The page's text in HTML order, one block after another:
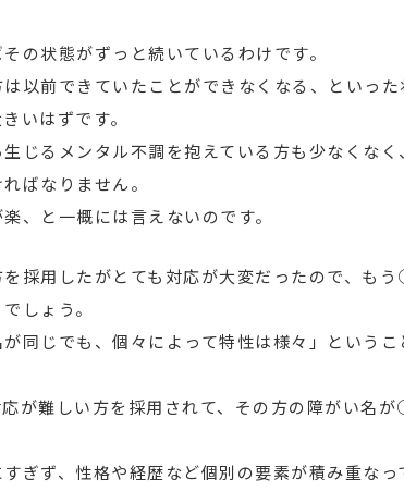
の状態がずっと続いているわけです。
以前できていたことができなくなる、といっ
いはずです。
じるメンタル不調を抱えている方も少なくな
ばなりません。
、と一概には言えないのです。
採用したがとても対応が大変だったので、も
しょう。
同じでも、個々によって特性は様々」という
が難しい方を採用されて、その方の障がい名
ぎず、性格や経歴など個別の要素が積み重なっ